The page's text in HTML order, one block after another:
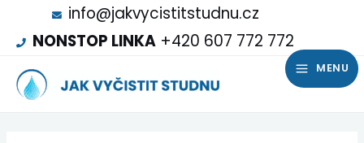
info@jakvycistitstudnu.cz
NONSTOP LINKA +420 607 772 772
MENU